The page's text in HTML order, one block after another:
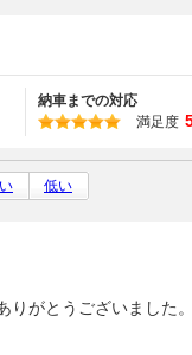
納車までの対応
満足度
低い
りがとうございました